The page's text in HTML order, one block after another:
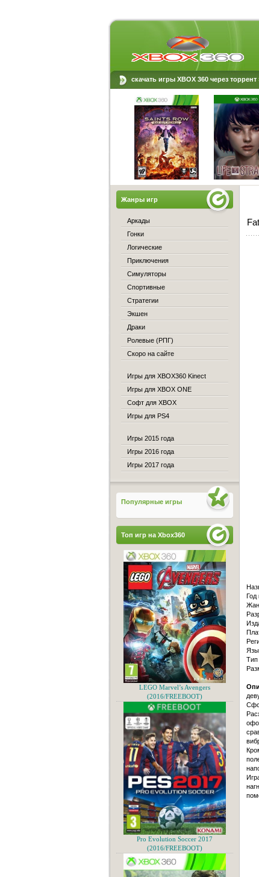
скачать игры XBOX 360 через торрент
Год
Тип
Жанры игр
Аркады
Гонки
Логические
Приключения
Симуляторы
Спортивные
Стратегии
Экшен
Драки
Ролевые (РПГ)
Скоро на сайте
Игры для XBOX360 Kinect
Игры для XBOX ONE
Софт для XBOX
Игры для PS4
Игры 2015 года
Игры 2016 года
Игры 2017 года
Популярные игры
Топ игр на Xbox360
LEGO Marvel’s Avengers
(2016/FREEBOOT)
Pro Evolution Soccer 2017
(2016/FREEBOOT)